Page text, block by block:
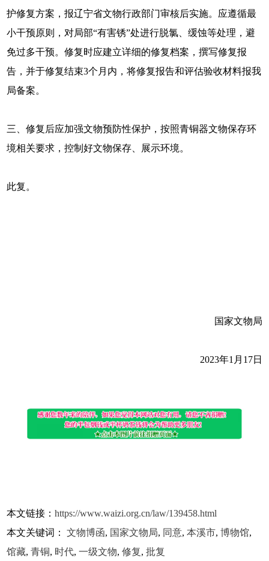
护修复方案，报辽宁省文物行政部门审核后实施。应遵循最
小干预原则，对局部“有害锈”处进行脱氯、缓蚀等处理，避
免过多干预。修复时应建立详细的修复档案，撰写修复报
告，并于修复结束3个月内，将修复报告和评估验收材料报我
局备案。
三、修复后应加强文物预防性保护，按照青铜器文物保存环
境相关要求，控制好文物保存、展示环境。
此复。
国家文物局
2023年1月17日
本文链接：https://www.waizi.org.cn/law/139458.html
本文关键词：文物博函, 国家文物局, 同意,本溪市,博物馆,
馆藏,青铜, 时代,一级文物,修复,批复